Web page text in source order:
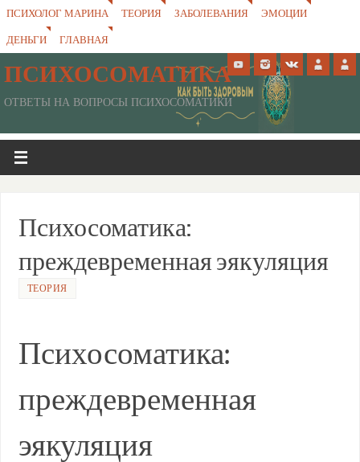
ПСИХОЛОГ МАРИНА ТЕОРИЯ ЗАБОЛЕВАНИЯ
ЭМОЦИИ
ДЕНЬГИ
ГЛАВНАЯ
ПСИХОСОМАТИКА
ОТВЕТЫ НА ВОПРОСЫ ПСИХОСОМАТИКИ
Психосоматика:
преждевременная эякуляция
ТЕОРИЯ
Психосоматика:
преждевременная
эякуляция